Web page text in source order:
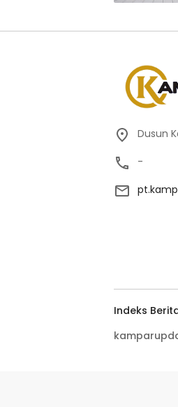
Dusun
-
Indeks